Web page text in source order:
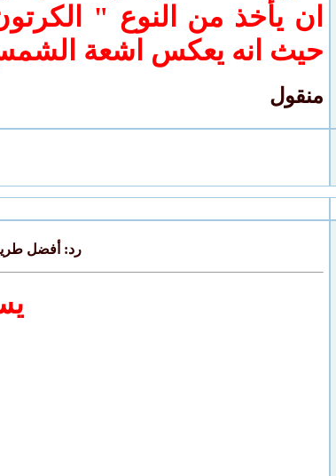
ان يأخذ من النوع "
حيث انه يعكس اشعة الشمس
منقول
رد: أفضل